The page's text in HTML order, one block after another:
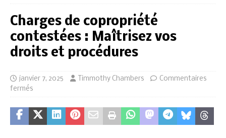
Charges de copropriété
contestées : Maîtrisez vos
droits et procédures
janvier 7, 2025 Timmothy Chambers
Commentaires
fermés